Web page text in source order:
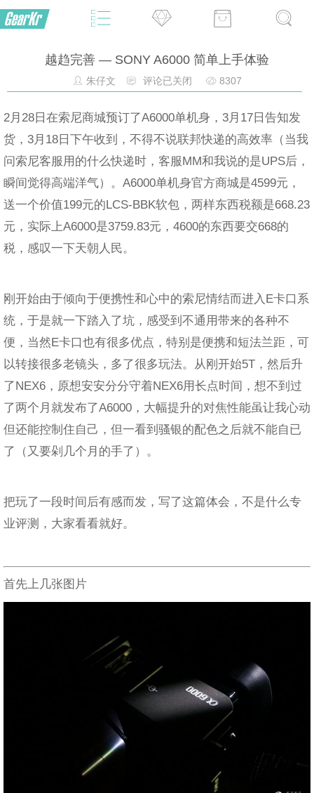
越趋完善 — SONY A6000 简单上手体验
朱仔文 评论已关闭 8307
2月28日在索尼商城预订了A6000单机身，3月17日告知发
货，3月18日下午收到，不得不说联邦快递的高效率（当我
问索尼客服用的什么快递时，客服MM和我说的是UPS后，
瞬间觉得高端洋气）。A6000单机身官方商城是4599元，
送一个价值199元的LCS-BBK软包，两样东西税额是668.23
元，实际上A6000是3759.83元，4600的东西要交668的
税，感叹一下天朝人民。
刚开始由于倾向于便携性和心中的索尼情结而进入E卡口系
统，于是就一下踏入了坑，感受到不通用带来的各种不
便，当然E卡口也有很多优点，特别是便携和短法兰距，可
以转接很多老镜头，多了很多玩法。从刚开始5T，然后升
了NEX6，原想安安分分守着NEX6用长点时间，想不到过
了两个月就发布了A6000，大幅提升的对焦性能虽让我心动
但还能控制住自己，但一看到骚银的配色之后就不能自已
了（又要剁几个月的手了）。
把玩了一段时间后有感而发，写了这篇体会，不是什么专
业评测，大家看看就好。
首先上几张图片